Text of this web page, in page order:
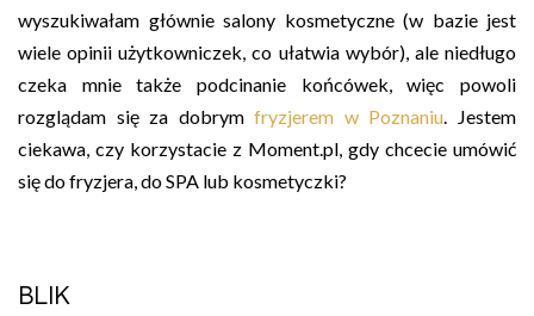
wyszukiwałam głównie salony kosmetyczne (w bazie jest
wiele opinii użytkowniczek, co ułatwia wybór), ale niedługo
czeka mnie także podcinanie końcówek, więc powoli
rozglądam się za dobrymfryzjerem w Poznaniu . Jestem
ciekawa, czy korzystacie z Moment.pl, gdy chcecie umówić
się do fryzjera, do SPA lub kosmetyczki?
BLIK